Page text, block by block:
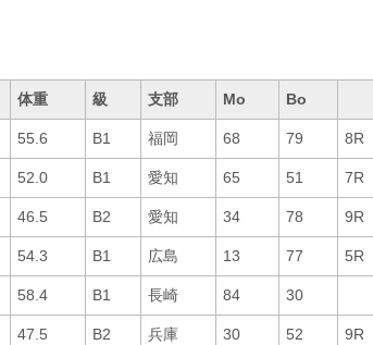
体重 級 支部 Mo Bo
55.6 B1 福岡 68 79 8R
52.0 B1 愛知 65 51 7R
46.5 B2 愛知 34 78 9R
54.3 B1 広島 13 77 5R
58.4 B1 長崎 84 30
47.5 B2 兵庫 30 52 9R